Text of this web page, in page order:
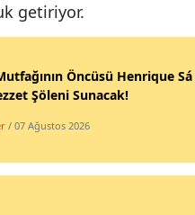
getiriyor.
Öncüsü Henrique
Şöleni Sunacak!
/ 07 Ağustos 2026